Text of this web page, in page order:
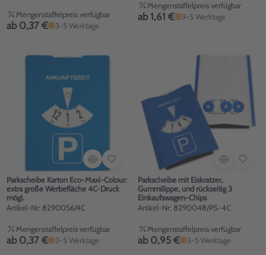
Mengenstaffelpreis verfügbar
ab 0,37 € 3-5 Werktage
Mengenstaffelpreis verfügbar
ab 1,61 € 3-5 Werktage
Parkscheibe Karton Eco-Maxi-Colour:
extra große Werbefläche 4C-Druck
mögl.
Artikel-Nr: 8290056/4C
Mengenstaffelpreis verfügbar
ab 0,37 € 3-5 Werktage
Parkscheibe mit Eiskratzer,
Gummilippe, und rückseitig 3
Einkaufswagen-Chips
Artikel-Nr: 8290048/PS-4C
Mengenstaffelpreis verfügbar
ab 0,95 € 3-5 Werktage